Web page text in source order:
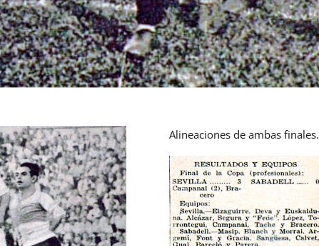
Alineaciones de ambas finales.